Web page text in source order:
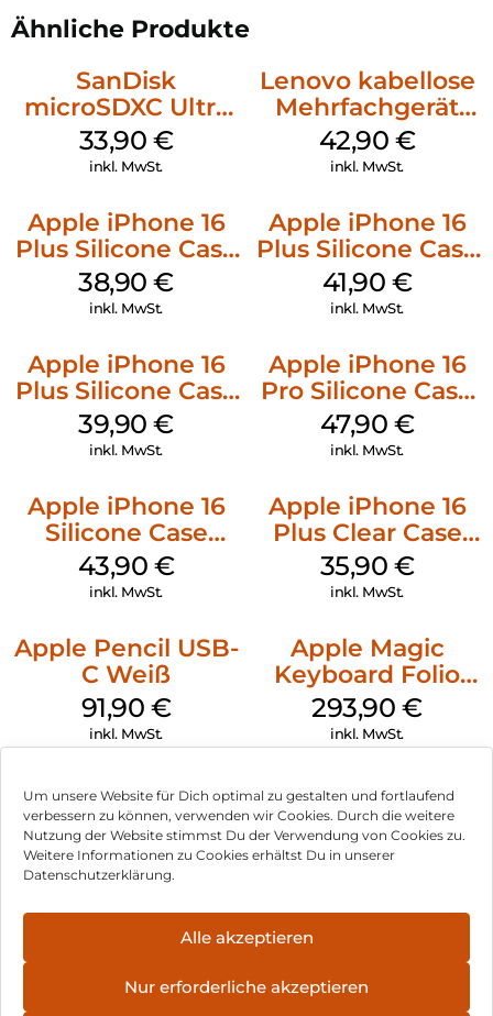
Um unsere Website für Dich optimal zu gestalten und fortlaufend
verbessern zu können, verwenden wir Cookies. Durch die weitere
Nutzung der Website stimmst Du der Verwendung von Cookies zu.
Weitere Informationen zu Cookies erhältst Du in unserer
Datenschutzerklärung.
Alle akzeptieren
Nur erforderliche akzeptieren
Ähnliche Produkte
SanDisk
microSDXC Ultra
128 GB + Adapter
Mobile
33,90 €
inkl. MwSt.
Lenovo kabellose
Mehrfachgerät
Luna Grey
42,90 €
inkl. MwSt.
Apple iPhone 16
Plus Silicone Case
MagSafe Denim
38,90€
inkl. MwSt.
Apple iPhone 16
Plus Silicone Case
MagSafe Stone
Gray
41,90 €
inkl. MwSt.
Apple iPhone 16
Plus Silicone Case
MagSafe Plum
39,90€
inkl. MwSt.
Apple iPhone 16
Pro Silicone Case
MagSafe Denim
47,90 €
inkl. MwSt.
Apple iPhone 16
Silicone Case
MagSafe Plum
43,90 €
inkl. MwSt.
Apple iPhone 16
Plus Clear Case
MagSafe
Transparent
35,90 €
inkl. MwSt.
Apple Pencil USB-
C Weiß
91,90 €
inkl. MwSt.
Apple Magic
Keyboard Folio
iPad 10.9″ (10.Gen.)
Weiß
293,90€
inkl. MwSt.
Impressum